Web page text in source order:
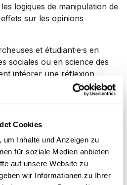
Cookies
Inhalte und Anzeigen zu
für soziale Medien anbieten
auf unsere Website zu
wir Informationen zu Ihrer
logiques de manipulation de
sur les opinions
et étudiant·e·s en
sociales ou en science des
intégrer une réflexion
entre marché,
des outils de compréhension
et de réception des fake
indépendamment ou dans le